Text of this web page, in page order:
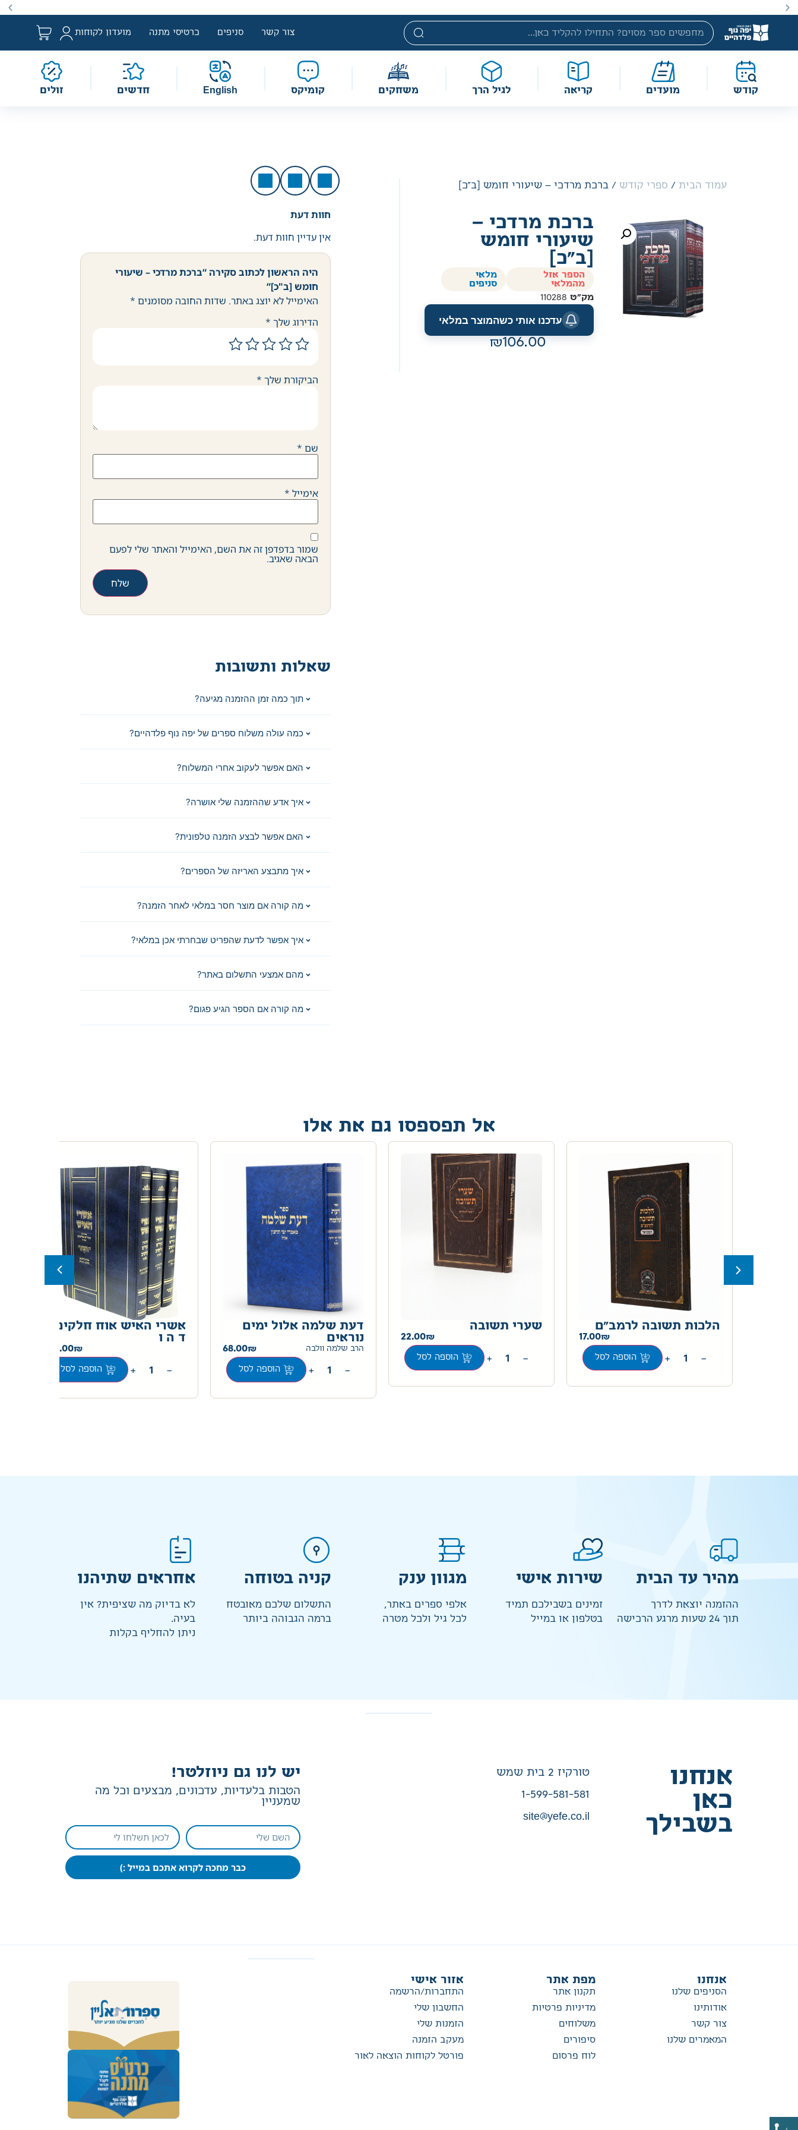
באתר מוצעים מוצרים במחירים נמוכים ומוזלים מהמחיר הקטלוגי. מחירים אלה ניתנים במסגרת מדיניות תמחור מוזלת, ואינם נחשבים למבצע לפי הגדרת החוק. מבצעים מתקיימים מעת לעת לתקופה
מוגבלת וע״פ התקנות.
צור קשר סניפים כרטיסי מתנה מועדון לקוחות
קודש מועדים קריאה לגיל הרך משחקים קומיקס English חדשים זולים
עמוד הבית / ספרי קודש / ברכת מרדכי – שיעורי חומש [ב"כ]
ברכת מרדכי –
שיעורי חומש
[ב"כ]
הספר אזל
מהמלאי
מלאי
סניפים
מק"ט 110288
עדכנו אותי כשהמוצר במלאי
106.00
חוות דעת
אין עדיין חוות דעת.
היה הראשון לכתוב סקירה “ברכת מרדכי – שיעורי
חומש [ב"כ]”
האימייל לא יוצג באתר. שדות החובה מסומנים *
הדירוג שלך *
הביקורת שלך *
שם *
אימייל *
שמור בדפדפן זה את השם, האימייל והאתר שלי לפעם
הבאה שאגיב.
שאלות ותשובות
תוך כמה זמן ההזמנה מגיעה?
כמה עולה משלוח ספרים של יפה נוף פלדהיים?
האם אפשר לעקוב אחרי המשלוח?
איך אדע שההזמנה שלי אושרה?
האם אפשר לבצע הזמנה טלפונית?
איך מתבצע האריזה של הספרים?
מה קורה אם מוצר חסר במלאי לאחר הזמנה?
איך אפשר לדעת שהפריט שבחרתי אכן במלאי?
מהם אמצעי התשלום באתר?
מה קורה אם הספר הגיע פגום?
אל תפספסו גם את אלו
הלכות תשובה לרמב"ם
17.00
−
+ הוספה לסל
שערי תשובה
22.00
−
+ הוספה לסל
דעת שלמה אלול ימים
נוראים
הרב שלמה וולבה 68.00
−
+ הוספה לסל
אשרי האיש אוח חלקים
ד ה ו
180.00
−
+ הוספה לסל
מהיר עד הבית
ההזמנה יוצאת לדרך
תוך 24 שעות מרגע הרכישה
שירות אישי
זמינים בשבילכם תמיד
בטלפון או במייל
מגוון ענק
אלפי ספרים באתר,
לכל גיל ולכל מטרה
קניה בטוחה
התשלום שלכם מאובטח
ברמה הגבוהה ביותר
אחראים שתיהנו
לא בדיוק מה שציפית? אין
בעיה.
ניתן להחליף בקלות
אנחנו
כאן
בשבילך
טורקיז 2 בית שמש
1-599-581-581
site@yefe.co.il
יש לנו גם ניוזלטר!
הטבות בלעדיות, עדכונים, מבצעים וכל מה
שמעניין
כבר מחכה לקרוא אתכם במייל :)
אנחנו
הסניפים שלנו
אודותינו
צור קשר
המאמרים שלנו
מפת אתר
תקנון אתר
מדיניות פרטיות
משלוחים
סיפורים
לוח פרסום
אזור אישי
התחברות/הרשמה
החשבון שלי
הזמנות שלי
מעקב הזמנה
פורטל לקוחות הוצאה לאור